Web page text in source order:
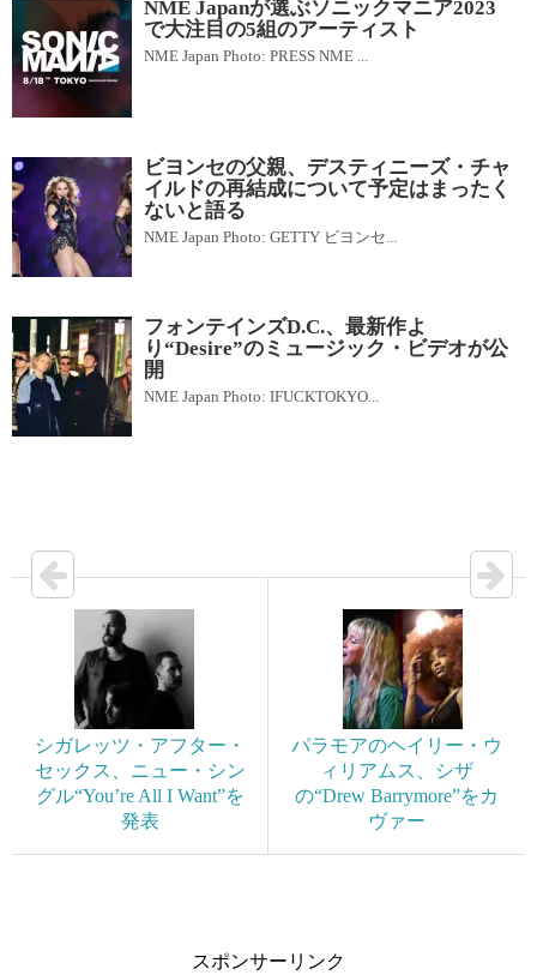
NME Japanが選ぶソニックマニア2023
で大注目の5組のアーティスト
NME Japan Photo: PRESS NME ...
ビヨンセの父親、デスティニーズ・チャ
イルドの再結成について予定はまったく
ないと語る
NME Japan Photo: GETTY ビヨンセ...
フォンテインズD.C.、最新作よ
り“Desire”のミュージック・ビデオが公
開
NME Japan Photo: IFUCKTOKYO...
シガレッツ・アフター・
セックス、ニュー・シン
グル“You’re All I Want”を
発表
パラモアのヘイリー・ウ
ィリアムス、シザ
の“Drew Barrymore”をカ
ヴァー
スポンサーリンク